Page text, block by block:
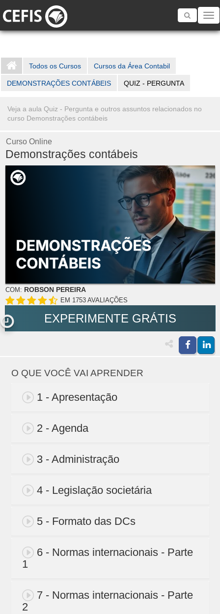
Toggle
Todos os Cursos Cursos da Área Contabil
DEMONSTRAÇÕES CONTÁBEIS QUIZ - PERGUNTA
Veja a aula Quiz - Pergunta e outros assuntos relacionados no
curso Demonstrações contábeis
Curso Online
Demonstrações contábeis
COM: ROBSON PEREIRA
EM 1753 AVALIAÇÕES
EXPERIMENTE GRÁTIS
O QUE VOCÊ VAI APRENDER
1 - Apresentação
2 - Agenda
3 - Administração
4 - Legislação societária
5 - Formato das DCs
6 - Normas internacionais - Parte
1
7 - Normas internacionais - Parte
2